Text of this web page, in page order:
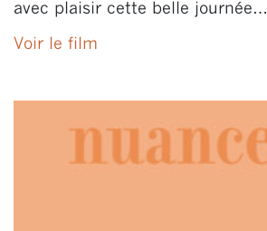
avec plaisir cette belle journée…
Voir le film